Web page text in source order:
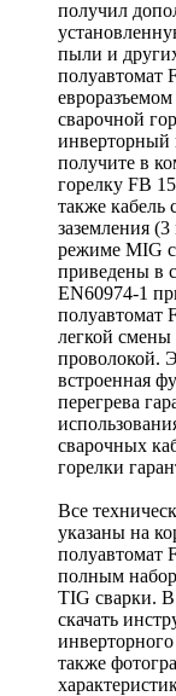
получил
пыли и
полуавтомат
сварочной
получите в
горелку FB
также кабель
заземления
режиме MIG
приведены в
EN60974-1
полуавтомат
легкой смены
проволокой.
встроенная
перегрева
сварочных
горелки
Все
указаны на
полуавтомат
полным
TIG сварки.
скачать
также